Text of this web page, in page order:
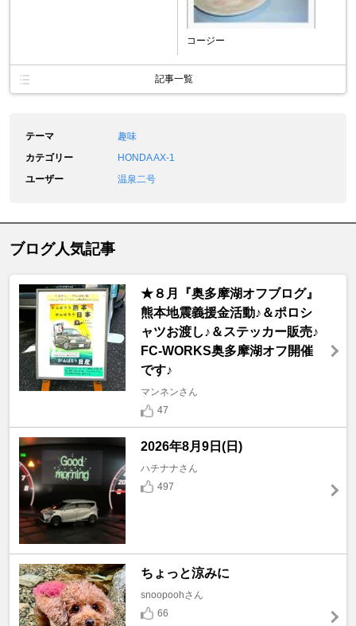
コージー
記事一覧
テーマ
趣味
カテゴリー
HONDA AX-1
ユーザー
温泉二号
ブログ人気記事
★８月『奥多摩湖オフブログ』
熊本地震義援金活動♪＆ポロシ
ャツお渡し♪＆ステッカー販売♪
FC-WORKS奥多摩湖オフ開催
です♪
マンネンさん
47
2026年8月9日(日)
ハチナナさん
497
ちょっと涼みに
snoopoohさん
66